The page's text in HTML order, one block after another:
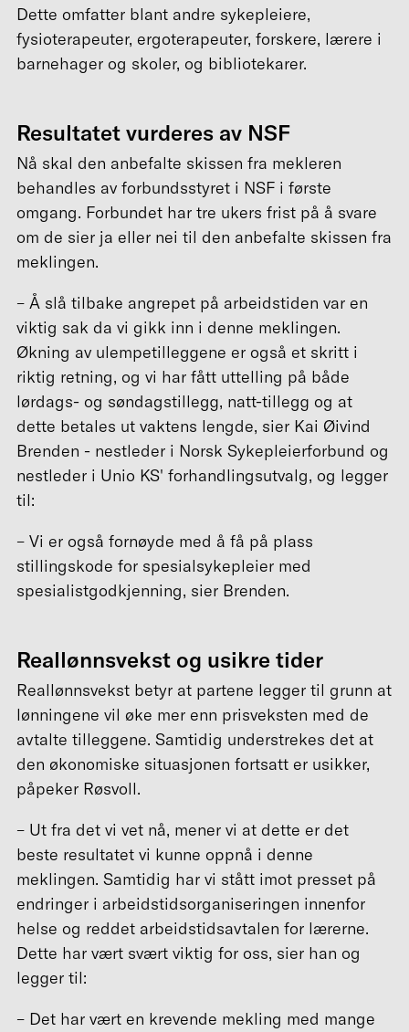
Dette omfatter blant andre sykepleiere,
fysioterapeuter, ergoterapeuter, forskere, lærere i
barnehager og skoler, og bibliotekarer.
Resultatet vurderes av NSF
Nå skal den anbefalte skissen fra mekleren
behandles av forbundsstyret i NSF i første
omgang. Forbundet har tre ukers frist på å svare
om de sier ja eller nei til den anbefalte skissen fra
meklingen.
– Å slå tilbake angrepet på arbeidstiden var en
viktig sak da vi gikk inn i denne meklingen.
Økning av ulempetilleggene er også et skritt i
riktig retning, og vi har fått uttelling på både
lørdags- og søndagstillegg, natt-tillegg og at
dette betales ut vaktens lengde, sier Kai Øivind
Brenden - nestleder i Norsk Sykepleierforbund og
nestleder i Unio KS' forhandlingsutvalg, og legger
til:
– Vi er også fornøyde med å få på plass
stillingskode for spesialsykepleier med
spesialistgodkjenning, sier Brenden.
Reallønnsvekst og usikre tider
Reallønnsvekst betyr at partene legger til grunn at
lønningene vil øke mer enn prisveksten med de
avtalte tilleggene. Samtidig understrekes det at
den økonomiske situasjonen fortsatt er usikker,
påpeker Røsvoll.
– Ut fra det vi vet nå, mener vi at dette er det
beste resultatet vi kunne oppnå i denne
meklingen. Samtidig har vi stått imot presset på
endringer i arbeidstidsorganiseringen innenfor
helse og reddet arbeidstidsavtalen for lærerne.
Dette har vært svært viktig for oss, sier han og
legger til:
– Det har vært en krevende mekling med mange